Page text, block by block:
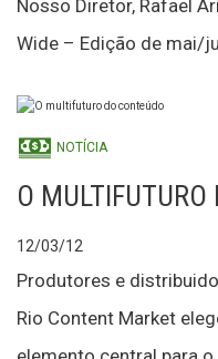
Nosso Diretor, Rafael
Wide – Edição de mai/
NOTÍCIA
O MULTIFUTURO
12/03/12
Produtores e
Rio Content Market